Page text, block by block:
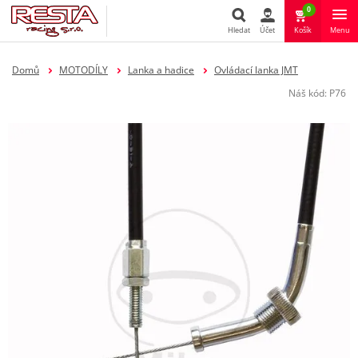
Hledat
Hledat Účet
0
Košík Menu
Domů MOTODÍLY Lanka a hadice
Ovládací lanka JMT
Náš kód: P76